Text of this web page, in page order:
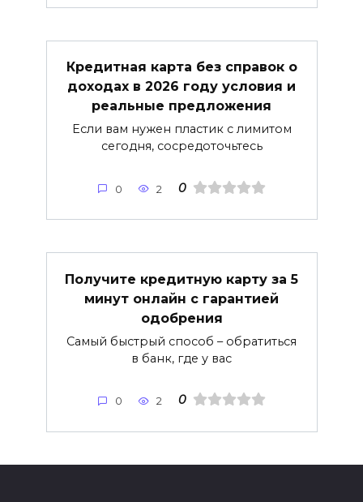
Кредитная карта без справок о
доходах в 2026 году условия и
реальные предложения
Если вам нужен пластик с лимитом
сегодня, сосредоточьтесь
0 2 0
Получите кредитную карту за 5
минут онлайн с гарантией
одобрения
Самый быстрый способ – обратиться
в банк, где у вас
0 2 0